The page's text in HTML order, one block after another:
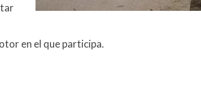
en el que participa.